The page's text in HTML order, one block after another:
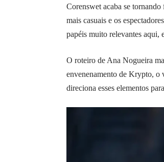
Corenswet acaba se
mais casuais e os
papéis muito relevantes aqui,
O roteiro de Ana Nogueira
envenenamento de Krypto, o
direciona esses elementos